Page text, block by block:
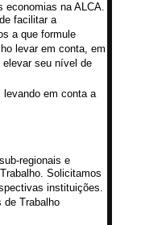
economias na ALCA.
facilitar a
a que formule
levar em conta, em
seu nível de
em conta a
regionais e
Solicitamos
instituições.
Trabalho